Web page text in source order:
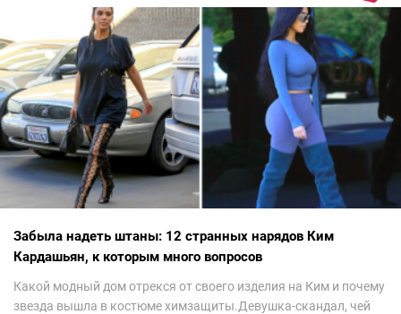
Забыла надеть штаны: 12 странных нарядов Ким
Кардашьян, к которым много вопросов
Какой модный дом отрекся от своего изделия на Ким и почему
звезда вышла в костюме химзащиты.Девушка-скандал, чей